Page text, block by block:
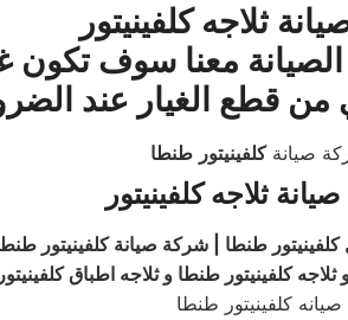
ثلاجه كلفينيتور
الصيانة معنا سوف
من قطع الغيار عند
صيانةكلفينيتور طنطا
ثلاجه كلفينيتور
طنطا | شركة صيانة كلفينيتور
كلفينيتور طنطا و ثلاجه اطباق
صيانه كلفينيتور طنطا